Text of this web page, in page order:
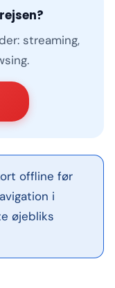
streaming,
offline før
i
øjebliks